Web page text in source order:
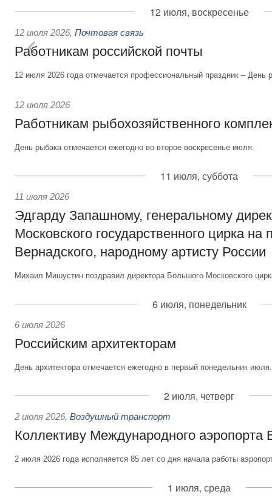
12 июля, воскресенье
12 июля 2026, Почтовая связь
Работникам российской почты
12 июля 2026 года отмечается профессиональный праздник – День
12 июля 2026
Работникам рыбохозяйственного
День рыбака отмечается ежегодно во второе воскресенье июля.
11 июля, суббота
11 июля 2026
Эдгарду Запашному, генеральному
Московского государственного цирка на
Вернадского, народному артисту России
Михаил Мишустин поздравил директора Большого Московского
6 июля, понедельник
6 июля 2026
Российским архитекторам
День архитектора отмечается ежегодно в первый понедельник июля.
2 июля, четверг
2 июля 2026, Воздушный транспорт
Коллективу Международного аэропорта
2 июля 2026 года исполняется 85 лет со дня начала работы
1 июля, среда